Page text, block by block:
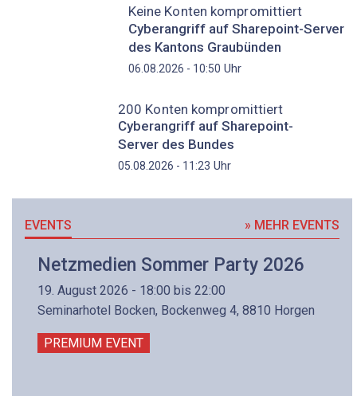
Keine Konten kompromittiert
Cyberangriff auf Sharepoint-Server
des Kantons Graubünden
06.08.2026 - 10:50 Uhr
200 Konten kompromittiert
Cyberangriff auf Sharepoint-
Server des Bundes
05.08.2026 - 11:23 Uhr
EVENTS » MEHR EVENTS
Netzmedien Sommer Party 2026
19. August 2026 - 18:00 bis 22:00
Seminarhotel Bocken, Bockenweg 4, 8810 Horgen
PREMIUM EVENT